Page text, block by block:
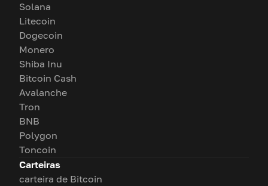
Solana
Litecoin
Dogecoin
Monero
Shiba Inu
Bitcoin Cash
Avalanche
Tron
BNB
Polygon
Toncoin
Carteiras
carteira de Bitcoin